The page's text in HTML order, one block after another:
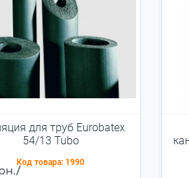
для труб Eurobatex
54/13 Tubo
Код товара: 1990